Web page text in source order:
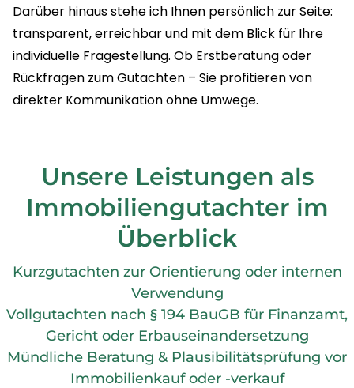
Darüber hinaus stehe ich Ihnen persönlich zur Seite:
transparent, erreichbar und mit dem Blick für Ihre
individuelle Fragestellung. Ob Erstberatung oder
Rückfragen zum Gutachten – Sie profitieren von
direkter Kommunikation ohne Umwege.
Unsere Leistungen als
Immobiliengutachter im
Überblick
Kurzgutachten zur Orientierung oder internen
Verwendung
Vollgutachten nach § 194 BauGB für Finanzamt,
Gericht oder Erbauseinandersetzung
Mündliche Beratung & Plausibilitätsprüfung vor
Immobilienkauf oder -verkauf